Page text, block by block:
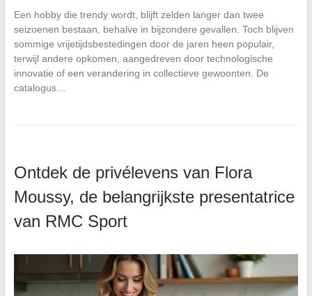
Een hobby die trendy wordt, blijft zelden langer dan twee
seizoenen bestaan, behalve in bijzondere gevallen. Toch blijven
sommige vrijetijdsbestedingen door de jaren heen populair,
terwijl andere opkomen, aangedreven door technologische
innovatie of een verandering in collectieve gewoonten. De
catalogus…
Ontdek de privélevens van Flora
Moussy, de belangrijkste presentatrice
van RMC Sport